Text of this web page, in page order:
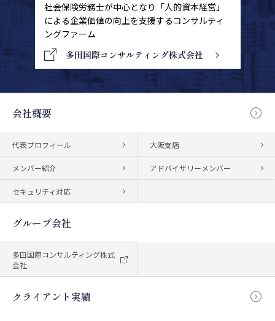
社会保険労務士が中心となり「人的資本経営」
による企業価値の向上を支援するコンサルティ
ングファーム
多田国際コンサルティング株式会社
会社概要
代表プロフィール 大阪支店
メンバー紹介 アドバイザリーメンバー
セキュリティ対応
グループ会社
多田国際コンサルティング株式
会社
クライアント実績